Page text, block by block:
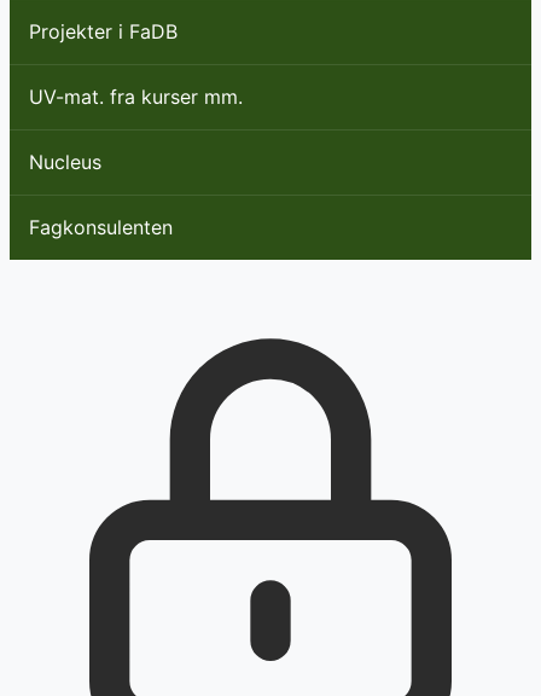
Projekter i FaDB
UV-mat. fra kurser mm.
Nucleus
Fagkonsulenten